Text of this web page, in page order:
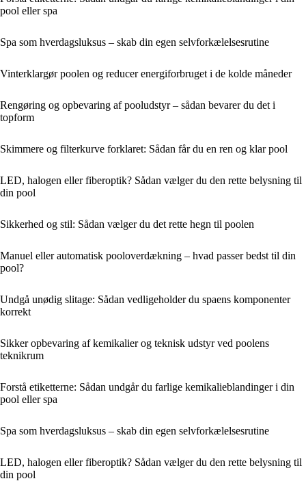
pool eller spa
Spa som hverdagsluksus – skab din egen selvforkælelsesrutine
Vinterklargør poolen og reducer energiforbruget i de kolde måneder
Rengøring og opbevaring af pooludstyr – sådan bevarer du det i
topform
Skimmere og filterkurve forklaret: Sådan får du en ren og klar pool
LED, halogen eller fiberoptik? Sådan vælger du den rette belysning til
din pool
Sikkerhed og stil: Sådan vælger du det rette hegn til poolen
Manuel eller automatisk pooloverdækning – hvad passer bedst til din
pool?
Undgå unødig slitage: Sådan vedligeholder du spaens komponenter
korrekt
Sikker opbevaring af kemikalier og teknisk udstyr ved poolens
teknikrum
Forstå etiketterne: Sådan undgår du farlige kemikalieblandinger i din
pool eller spa
Spa som hverdagsluksus – skab din egen selvforkælelsesrutine
LED, halogen eller fiberoptik? Sådan vælger du den rette belysning til
din pool